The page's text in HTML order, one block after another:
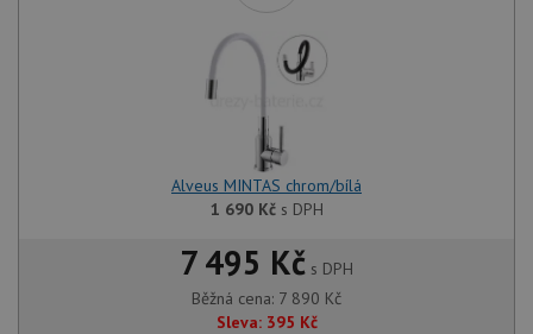
Alveus MINTAS chrom/bílá
1 690 Kčs DPH
7 495 Kč s DPH
Běžná cena: 7 890 Kč
Sleva: 395 Kč